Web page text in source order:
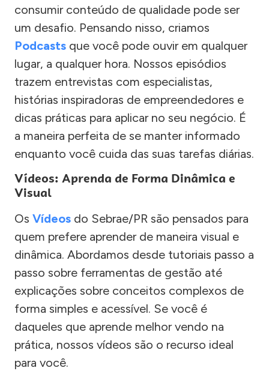
consumir conteúdo de qualidade pode ser
um desafio. Pensando nisso, criamos
Podcasts que você pode ouvir em qualquer
lugar, a qualquer hora. Nossos episódios
trazem entrevistas com especialistas,
histórias inspiradoras de empreendedores e
dicas práticas para aplicar no seu negócio. É
a maneira perfeita de se manter informado
enquanto você cuida das suas tarefas diárias.
Vídeos: Aprenda de Forma Dinâmica e
Visual
Os Vídeos do Sebrae/PR são pensados para
quem prefere aprender de maneira visual e
dinâmica. Abordamos desde tutoriais passo a
passo sobre ferramentas de gestão até
explicações sobre conceitos complexos de
forma simples e acessível. Se você é
daqueles que aprende melhor vendo na
prática, nossos vídeos são o recurso ideal
para você.